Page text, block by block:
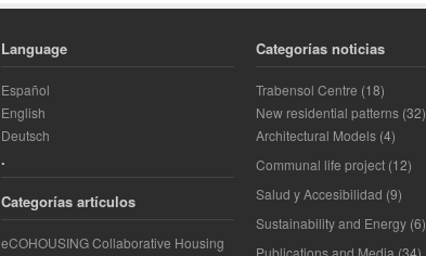
Language
Español
English
Deutsch
.
Categorías artículos
eCOHOUSING Collaborative Housing
Categorías noticias
Trabensol Centre (18)
New residential patterns (32)
Architectural Models (4)
Communal life project (12)
Salud y Accesibilidad (9)
Sustainability and Energy (6)
Publications and Media (34)